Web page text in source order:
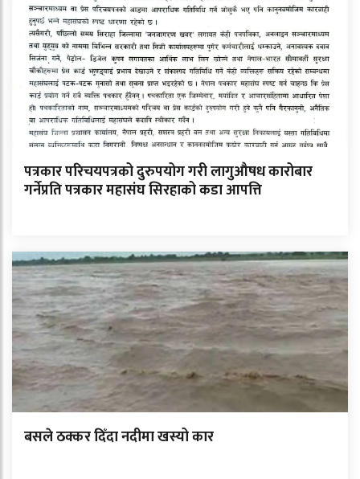
पत्रकार परिचयपत्रको दुरुपयोग गरी लागुऔषध कारोबार
गर्नेप्रति पत्रकार महासंघ सिरहाको कडा आपत्ति
बसले ठक्कर दिँदा नदीमा खस्यो कार